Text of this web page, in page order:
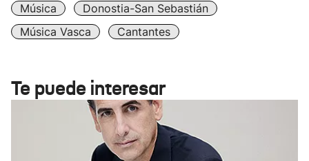
Música
Donostia-San Sebastián
Música Vasca
Cantantes
Te puede interesar